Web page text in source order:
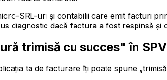
SRL-uri și contabilii care emit facturi
diagnostic dacă factura a fost respinsă
trimisă cu succes" în SPV
ta de facturare îți poate spune